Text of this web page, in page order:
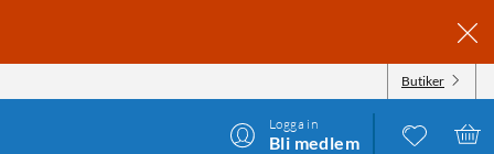
Butiker
Logga in
Bli medlem